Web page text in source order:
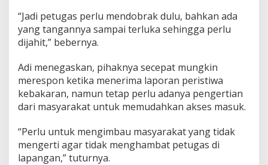
“Jadi petugas perlu mendobrak dulu, bahkan ada
yang tangannya sampai terluka sehingga perlu
dijahit,” bebernya.
Adi menegaskan, pihaknya secepat mungkin
merespon ketika menerima laporan peristiwa
kebakaran, namun tetap perlu adanya pengertian
dari masyarakat untuk memudahkan akses masuk.
“Perlu untuk mengimbau masyarakat yang tidak
mengerti agar tidak menghambat petugas di
lapangan,” tuturnya.